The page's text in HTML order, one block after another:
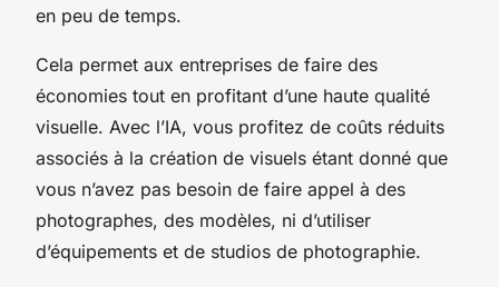
en peu de temps.
Cela permet aux entreprises de faire des
économies tout en profitant d’une haute qualité
visuelle. Avec l’IA, vous profitez de coûts réduits
associés à la création de visuels étant donné que
vous n’avez pas besoin de faire appel à des
photographes, des modèles, ni d’utiliser
d’équipements et de studios de photographie.